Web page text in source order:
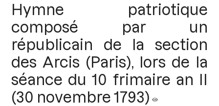
Hymne patriotique
composé par un
républicain de la section
des Arcis (Paris), lors de la
séance du 10 frimaire an II
(30 novembre 1793)